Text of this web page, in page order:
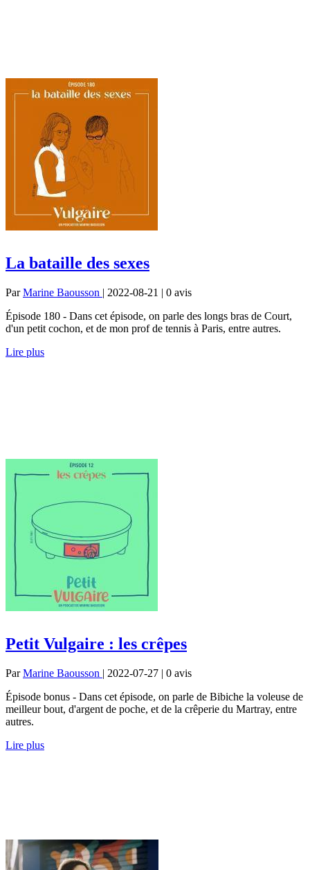
La bataille des sexes
ParMarine Baousson | 2022-08-21 | 0 avis
Épisode 180 - Dans cet épisode, on parle des longs bras de Court,
d'un petit cochon, et de mon prof de tennis à Paris, entre autres.
Lire plus
Petit Vulgaire : les crêpes
ParMarine Baousson | 2022-07-27 | 0 avis
Épisode bonus - Dans cet épisode, on parle de Bibiche la voleuse de
meilleur bout, d'argent de poche, et de la crêperie du Martray, entre
autres.
Lire plus